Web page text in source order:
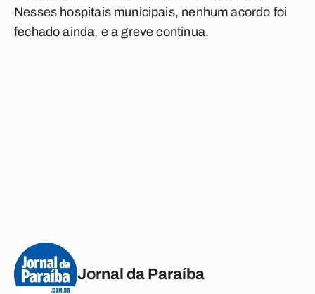
Nesses hospitais municipais, nenhum acordo foi
fechado ainda, e a greve continua.
Jornal da Paraíba